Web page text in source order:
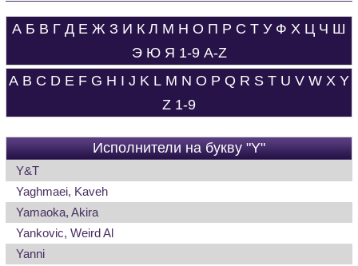
А Б В Г Д Е Ж З И К Л М Н О П Р С Т У Ф Х Ц Ч Ш
Э Ю Я 1-9 A-Z
A B C D E F G H I J K L M N O P Q R S T U V W X Y
Z 1-9
Исполнители на букву "Y"
Y&T
Yaghmaei, Kaveh
Yamaoka, Akira
Yankovic, Weird Al
Yanni